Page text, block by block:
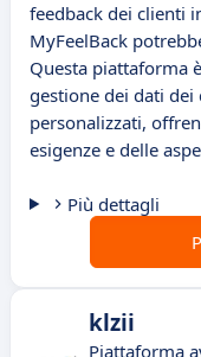
feedback dei clienti
MyFeelBack
Questa piattaforma
gestione dei dati
personalizzati,
esigenze e delle
Più dettagli
klzii
Piattaforma